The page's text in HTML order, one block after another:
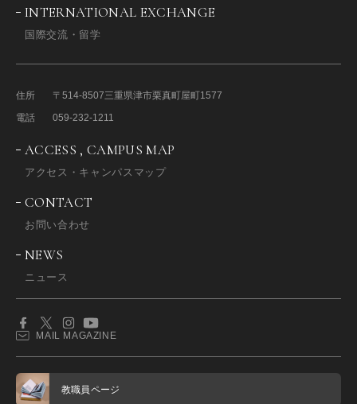
INTERNATIONAL EXCHANGE
国際交流・留学
住所 〒514-8507三重県津市栗真町屋町1577
電話
059-232-1211
ACCESS , CAMPUS MAP
アクセス・キャンパスマップ
CONTACT
お問い合わせ
NEWS
ニュース
MAIL MAGAZINE
教職員ページ